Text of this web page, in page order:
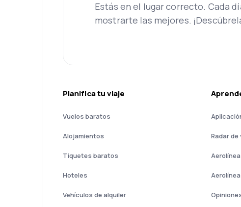
Estás en el lugar correcto. Cada
mostrarte las mejores.
Planifica tu viaje
Vuelos baratos
Alojamientos
Tiquetes baratos
Hoteles
Vehículos de alquiler
Radar de